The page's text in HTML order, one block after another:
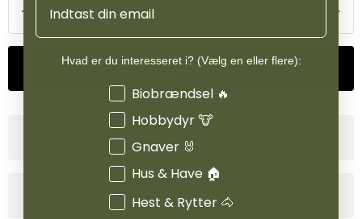
Tilføj til kurv
Produktinformation
Hvad er du interesseret i? (Vælg en eller flere):
Interesser
Biobrændsel 🔥
Hobbydyr 🐮
Gnaver 🐰
Hus & Have 🏠
Hest & Rytter 🐴